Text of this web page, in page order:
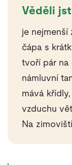
Věděli
je nejmenší
čápa s
tvoří pár na
námluvní
mává
vzduchu
Na